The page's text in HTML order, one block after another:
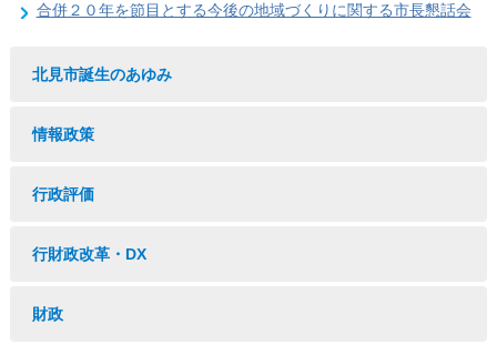
合併２０年を節目とする今後の地域づくりに関する市長懇話会
北見市誕生のあゆみ
情報政策
行政評価
行財政改革・DX
財政